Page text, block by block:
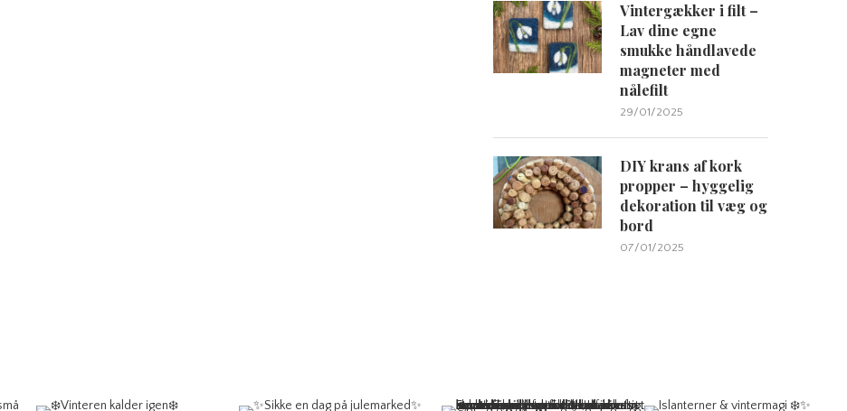
Vintergækker i filt –
Lav dine egne
smukke håndlavede
magneter med
nålefilt
29/01/2025
DIY krans af kork
propper – hyggelig
dekoration til væg og
bord
07/01/2025